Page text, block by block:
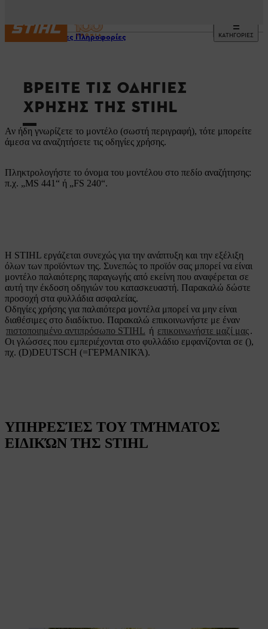
ΚΑΤΗΓΟΡΙΕΣ
Χρήσιμες Πληροφορίες
ΒΡΕΊΤΕ ΤΙΣ ΟΔΗΓΊΕΣ
ΧΡΉΣΗΣ ΤΗΣ STIHL
Αν ήδη γνωρίζετε το μοντέλο (σωστή περιγραφή), τότε μπορείτε
άμεσα να αναζητήσετε τις οδηγίες χρήσης.
Πληκτρολογήστε το όνομα του μοντέλου στο πεδίο αναζήτησης:
π.χ. „MS 441“ ή „FS 240“.
Η STIHL εργάζεται συνεχώς για την ανάπτυξη και την εξέλιξη
όλων των προϊόντων της. Συνεπώς το προϊόν σας μπορεί να είναι
μοντέλο παλαιότερης παραγωγής από εκείνη που αναφέρεται σε
αυτή την έκδοση οδηγιών του κατασκευαστή. Παρακαλώ δώστε
προσοχή στα φυλλάδια ασφαλείας.
Οδηγίες χρήσης για παλαιότερα μοντέλα μπορεί να μην είναι
διαθέσιμες στο διαδίκτυο. Παρακαλώ επικοινωνήστε με έναν
πιστοποιημένο αντιπρόσωπο STIHL ή επικοινωνήστε μαζί μας.
Οι γλώσσες που εμπεριέχονται στο φυλλάδιο εμφανίζονται σε (),
πχ. (D)DEUTSCH (=ΓΕΡΜΑΝΙΚΆ).
ΥΠΗΡΕΣΊΕΣ ΤΟΥ ΤΜΉΜΑΤΟΣ
ΕΙΔΙΚΏΝ ΤΗΣ STIHL